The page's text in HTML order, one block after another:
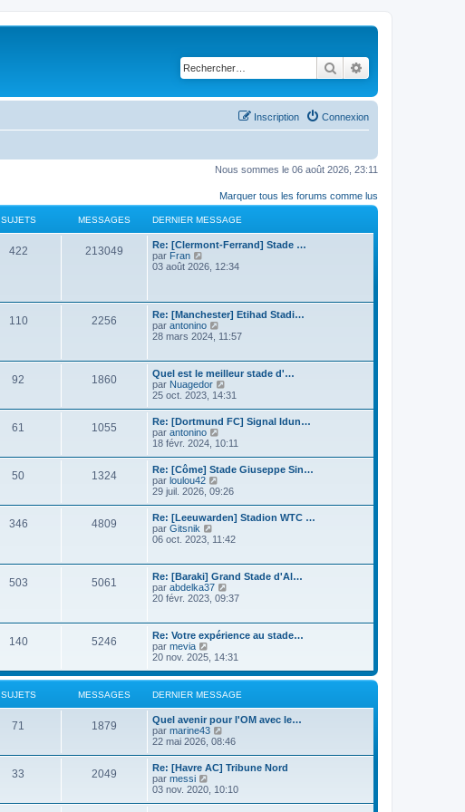
Rechercher
Connexion
Inscription
Nous sommes le 06 août 2026, 23:11
Marquer tous les forums comme lus
SUJETS MESSAGES DERNIER MESSAGE
422 213049
Re: [Clermont-Ferrand] Stade …
par Fran
o
t
e
r
e
d
e
r
n
i
e
r
m
e
s
s
a
g
e
03 août 2026, 12:34
110 2256
Re: [Manchester] Etihad Stadi…
par antonino
o
u
l
t
e
r
l
d
e
r
n
i
e
r
m
s
a
g
e
28 mars 2024, 11:57
92 1860
Quel est le meilleur stade d'…
par Nuagedor
o
s
u
t
e
r
e
d
e
r
n
i
r
m
e
s
a
g
25 oct. 2023, 14:31
61 1055
Re: [Dortmund FC] Signal Idun…
par antonino
o
u
t
e
r
e
e
r
n
i
e
m
e
s
a
g
e
18 févr. 2024, 10:11
50 1324
Re: [Côme] Stade Giuseppe Sin…
par loulou42
o
s
u
l
t
r
l
e
d
r
n
i
e
r
m
s
s
a
g
e
29 juil. 2026, 09:26
346 4809
Re: [Leeuwarden] Stadion WTC …
par Gitsnik
o
u
l
t
e
l
e
e
r
n
i
e
r
m
e
s
s
a
e
06 oct. 2023, 11:42
503 5061
Re: [Baraki] Grand Stade d'Al…
par abdelka37
o
l
t
e
r
l
e
d
e
n
e
r
e
s
20 févr. 2023, 09:37
140 5246
Re: Votre expérience au stade…
par mevia
s
l
t
e
r
e
d
n
i
20 nov. 2025, 14:31
SUJETS MESSAGES DERNIER MESSAGE
71 1879
Quel avenir pour l'OM avec le…
par marine43
o
s
u
l
t
e
22 mai 2026, 08:46
33 2049
Re: [Havre AC] Tribune Nord
par messi
03 nov. 2020, 10:10